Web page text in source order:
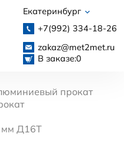
Екатеринбург
+7(992) 334-18-26
zakaz@met2met.ru
В заказе:0
прокат
мм Д16Т